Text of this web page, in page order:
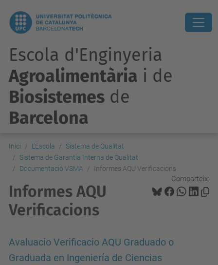
Escola d'Enginyeria
Agroalimentària i de
Biosistemes de
Barcelona
Inici L'Escola
Sistema de Qualitat
Sistema de Garantia Interna de Qualitat
Documentació VSMA
Informes AQU Verificacions
Comparteix:
Informes AQU
Verificacions
Avaluacio Verificacio AQU Graduado o
Graduada en Ingeniería de Ciencias